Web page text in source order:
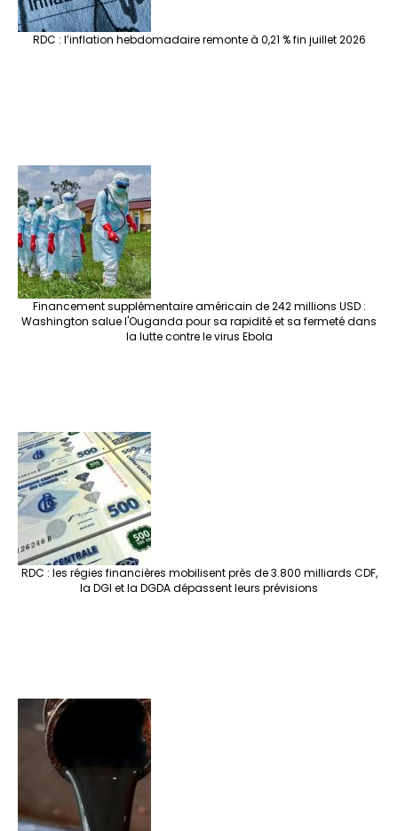
RDC : l’inflation hebdomadaire remonte à 0,21 % fin juillet 2026
Financement supplémentaire américain de 242 millions USD :
Washington salue l'Ouganda pour sa rapidité et sa fermeté dans
la lutte contre le virus Ebola
RDC : les régies financières mobilisent près de 3.800 milliards CDF,
la DGI et la DGDA dépassent leurs prévisions